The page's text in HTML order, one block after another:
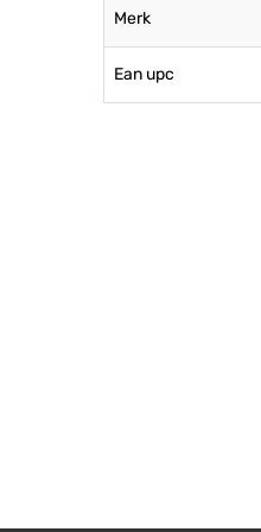
Merk
Ean upc